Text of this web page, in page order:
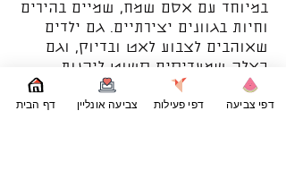
במיוחד עם אסם שמח, שמיים בהירים
וחיות בגוונים יצירתיים. גם ילדים
שאוהבים לצבוע לאט ובדיוק, וגם
כאלה שמעדיפים פשוט ליהנות
ולמלא את הדף בצבע, ימצאו כאן
הרבה מקום לביטוי אישי.
דף הבית צביעה אונליין דפי פעילות דפי צביעה